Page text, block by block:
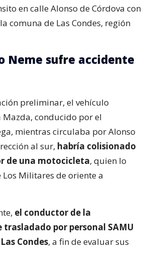
en calle Alonso de Córdova con
comuna de Las Condes, región
Neme sufre accidente
preliminar, el vehículo
conducido por el
mientras circulaba por Alonso
al sur, habría colisionado
de una motocicleta, quien lo
Militares de oriente a
el conductor de la
por personal SAMU
Condes, a fin de evaluar sus